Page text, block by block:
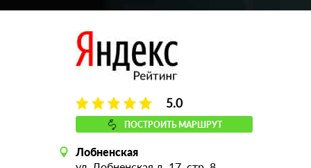
5.0
ПОСТРОИТЬ МАРШРУТ
Лобненская